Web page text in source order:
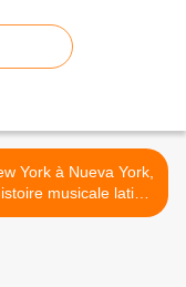
York à Nueva York,
musicale latino
en deux docs sur arte.tv >